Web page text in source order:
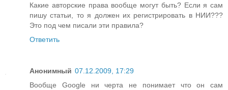
Какие авторские права вообще могут быть? Если я сам
пишу статьи, то я должен их регистрировать в НИИ???
Это под чем писали эти правила?
Ответить
Анонимный 07.12.2009, 17:29
Вообще Google ни черта не понимает что он сам